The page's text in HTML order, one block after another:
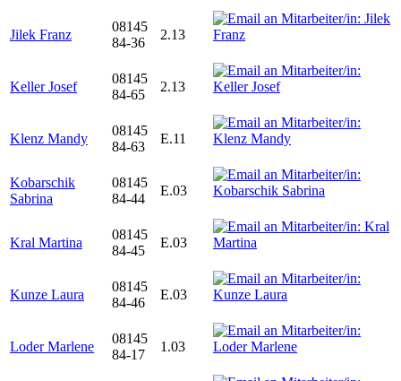
Jilek Franz
08145
84-36
2.13
Keller Josef
08145
84-65
2.13
Klenz Mandy
08145
84-63
E.11
Kobarschik
Sabrina
08145
84-44
E.03
Kral Martina
08145
84-45
E.03
Kunze Laura
08145
84-46
E.03
Loder Marlene
08145
84-17
1.03